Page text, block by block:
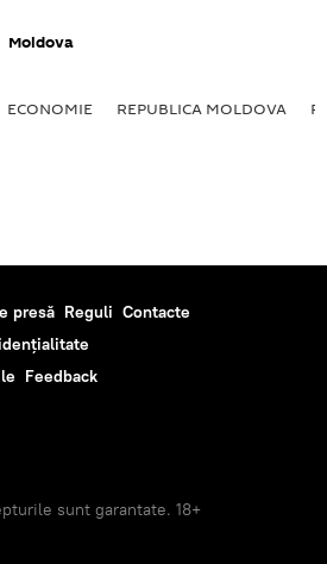
Moldova
ECONOMIE REPUBLICA MOLDOVA
presă Reguli Contacte
Feedback
sunt garantate. 18+